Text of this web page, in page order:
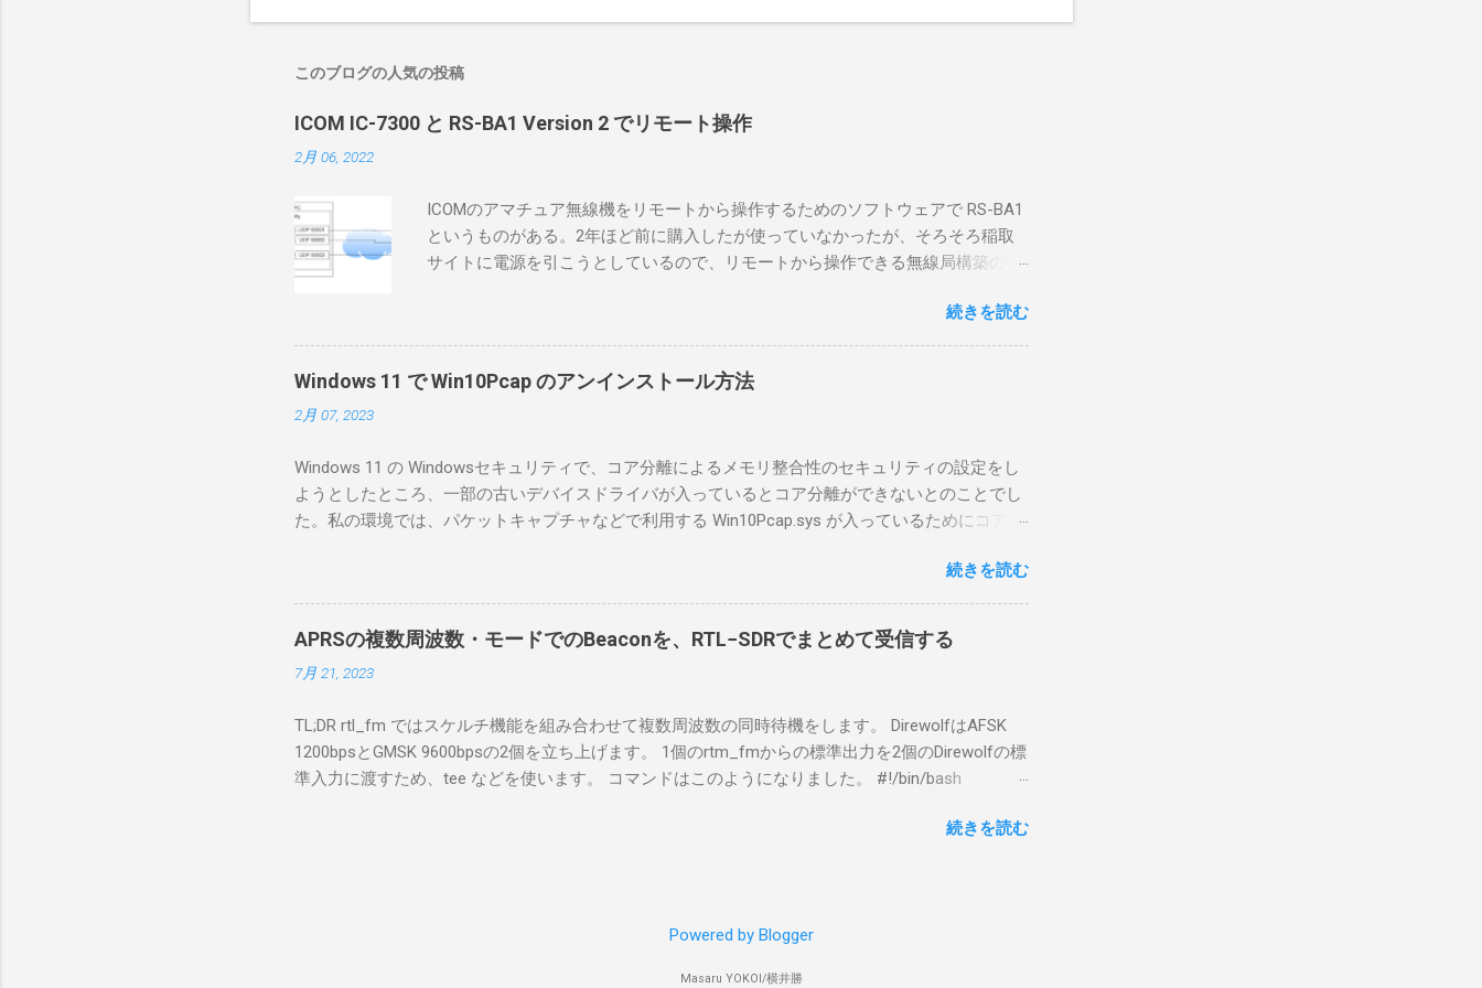
このブログの人気の投稿
ICOM IC-7300 と RS-BA1 Version 2 でリモート操作
2月 06, 2022
ICOMのアマチュア無線機をリモートから操作するためのソフトウェアで RS-BA1
というものがある。2年ほど前に購入したが使っていなかったが、そろそろ稲取
サイトに電源を引こうとしているので、リモートから操作できる無線局構築のた
ろうと思ったのだが、ちっともそんなに簡単につながらなかった。ということ
で、ハマリポイントを明示しながら、私なりの解説を書いてみる。 基本的な構成
RS-BA1を使う場合は、下記のこれらものが必要である ICOMの無線機。 今回は私
が持っているIC-7300を使う。 無線機側(サーバ側) のWindows PC。 今回はちょ
が少ないかなと思って。 操作側 (クライアント側) の Windows PC。 今回は手元
にあるマウスコンピュータのWindows 11が入ったPC 操作側で音声を使った交信
を行うならば、相応なマイクなど。 そして、リモート操作を行うソフトウェアで
私の理解した無線機からサーバPC、クライアントPCまでの流れはこの様になっ
ている。 無線機内では、USB Hubの先にUSB SerialとUSB Audio がつながってい
る。USB Serialは無線機のマイコンとつながり、CI-Vでのコマンドが交換でき
をUDP 50001で交換できるようになっており、USB SerialなどのSerial portで送受
信するCI-Vの内容はUDP 50002で交換でき、USB Audioからの音声データはUDP
50003で送受信している。 利用者側のクライアントPCでは、Remote UtilityとRS-
BA1 Remote Controlの2つのアプリで仕事を分担するようになっている。 クライ
続きを読む
Windows 11 で Win10Pcap のアンインストール方法
2月 07, 2023
Windows 11 の Windowsセキュリティで、コア分離によるメモリ整合性のセキュリティの設定をし
ようとしたところ、一部の古いデバイスドライバが入っているとコア分離ができないとのことでし
た。私の環境では、パケットキャプチャなどで利用する Win10Pcap.sys が入っているためにコア分
ンストールできなかったので、どのように実行すればよいのか調べながら実施しました。結論とし
ては pnputil というコマンドを用いればよかったです。 まずは管理者権限でTerminalを実行しま
す。 Windows terminal をインストールした環境でしたので、PowerShellが起動しました。 適当
なファイルに、現在インストールされているドライバを書き出す。 pnputil /enum-drivers > inf.txt #
上記のファイルから win10pcap を探し出す notepad.exe inf.txt 下記のよう場所があったので、ここ
バイダー名: Win10Pcap Native x64 クラス名: NetTrans クラス GUID: {4d36e975-e325-11ce-bfc1-
08002be10318} ドライバー バージョン: 10/08/2015 10.2.0.5002 署名者名: Microsoft Windows
Hardware Compatibility Publisher 今回の場合は oem131.inf が win10pcap に該当するので、これを削
続きを読む
APRSの複数周波数・モードでのBeaconを、RTL−SDRでまとめて受信する
7月 21, 2023
TL;DR rtl_fm ではスケルチ機能を組み合わせて複数周波数の同時待機をします。 DirewolfはAFSK
1200bpsとGMSK 9600bpsの2個を立ち上げます。 1個のrtm_fmからの標準出力を2個のDirewolfの標
準入力に渡すため、tee などを使います。 コマンドはこのようになりました。 #!/bin/bash
f 431.04M -p 36 -s 48000 -l 20 - | \ tee >(direwolf -c "$direwolf_conf" -r 48000 -D 1 -t 0 -B 1200 - |
Passcode PBEACON sendto=IG DELAY=0:30 EVERY=90:00 SYMBOL="igate" overlay=R lat=34^46.02
続きを読む
Powered by Blogger
Masaru YOKOI/横井勝